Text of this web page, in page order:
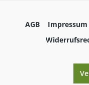
AGB Impressum